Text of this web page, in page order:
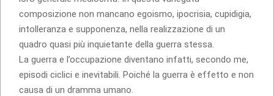
composizione non mancano egoismo, ipocrisia, cupidigia,
intolleranza e supponenza, nella realizzazione di un
quadro quasi più inquietante della guerra stessa.
La guerra e l’occupazione diventano infatti, secondo me,
episodi ciclici e inevitabili. Poiché la guerra è effetto e non
causa di un dramma umano.